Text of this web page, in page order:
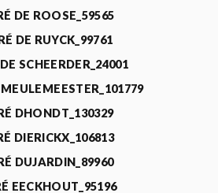
DE ROOSE_59565
DE RUYCK_99761
SCHEERDER_24001
DHONDT_130329
DIERICKX_106813
DUJARDIN_89960
EECKHOUT_95196